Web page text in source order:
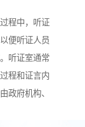
程中，听证
便听证人员
听证室通常
程和证言内
政府机构、